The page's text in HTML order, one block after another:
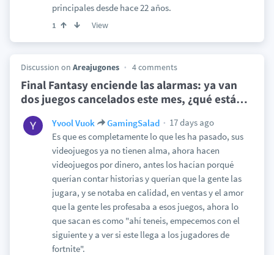
principales desde hace 22 años.
1 View
Discussion on Areajugones 4 comments
Final Fantasy enciende las alarmas: ya van
dos juegos cancelados este mes, ¿qué está…
Yvool Vuok GamingSalad
17 days ago
Es que es completamente lo que les ha pasado, sus
videojuegos ya no tienen alma, ahora hacen
videojuegos por dinero, antes los hacían porqué
querían contar historias y querían que la gente las
jugara, y se notaba en calidad, en ventas y el amor
que la gente les profesaba a esos juegos, ahora lo
que sacan es como "ahí teneis, empecemos con el
siguiente y a ver si este llega a los jugadores de
fortnite".